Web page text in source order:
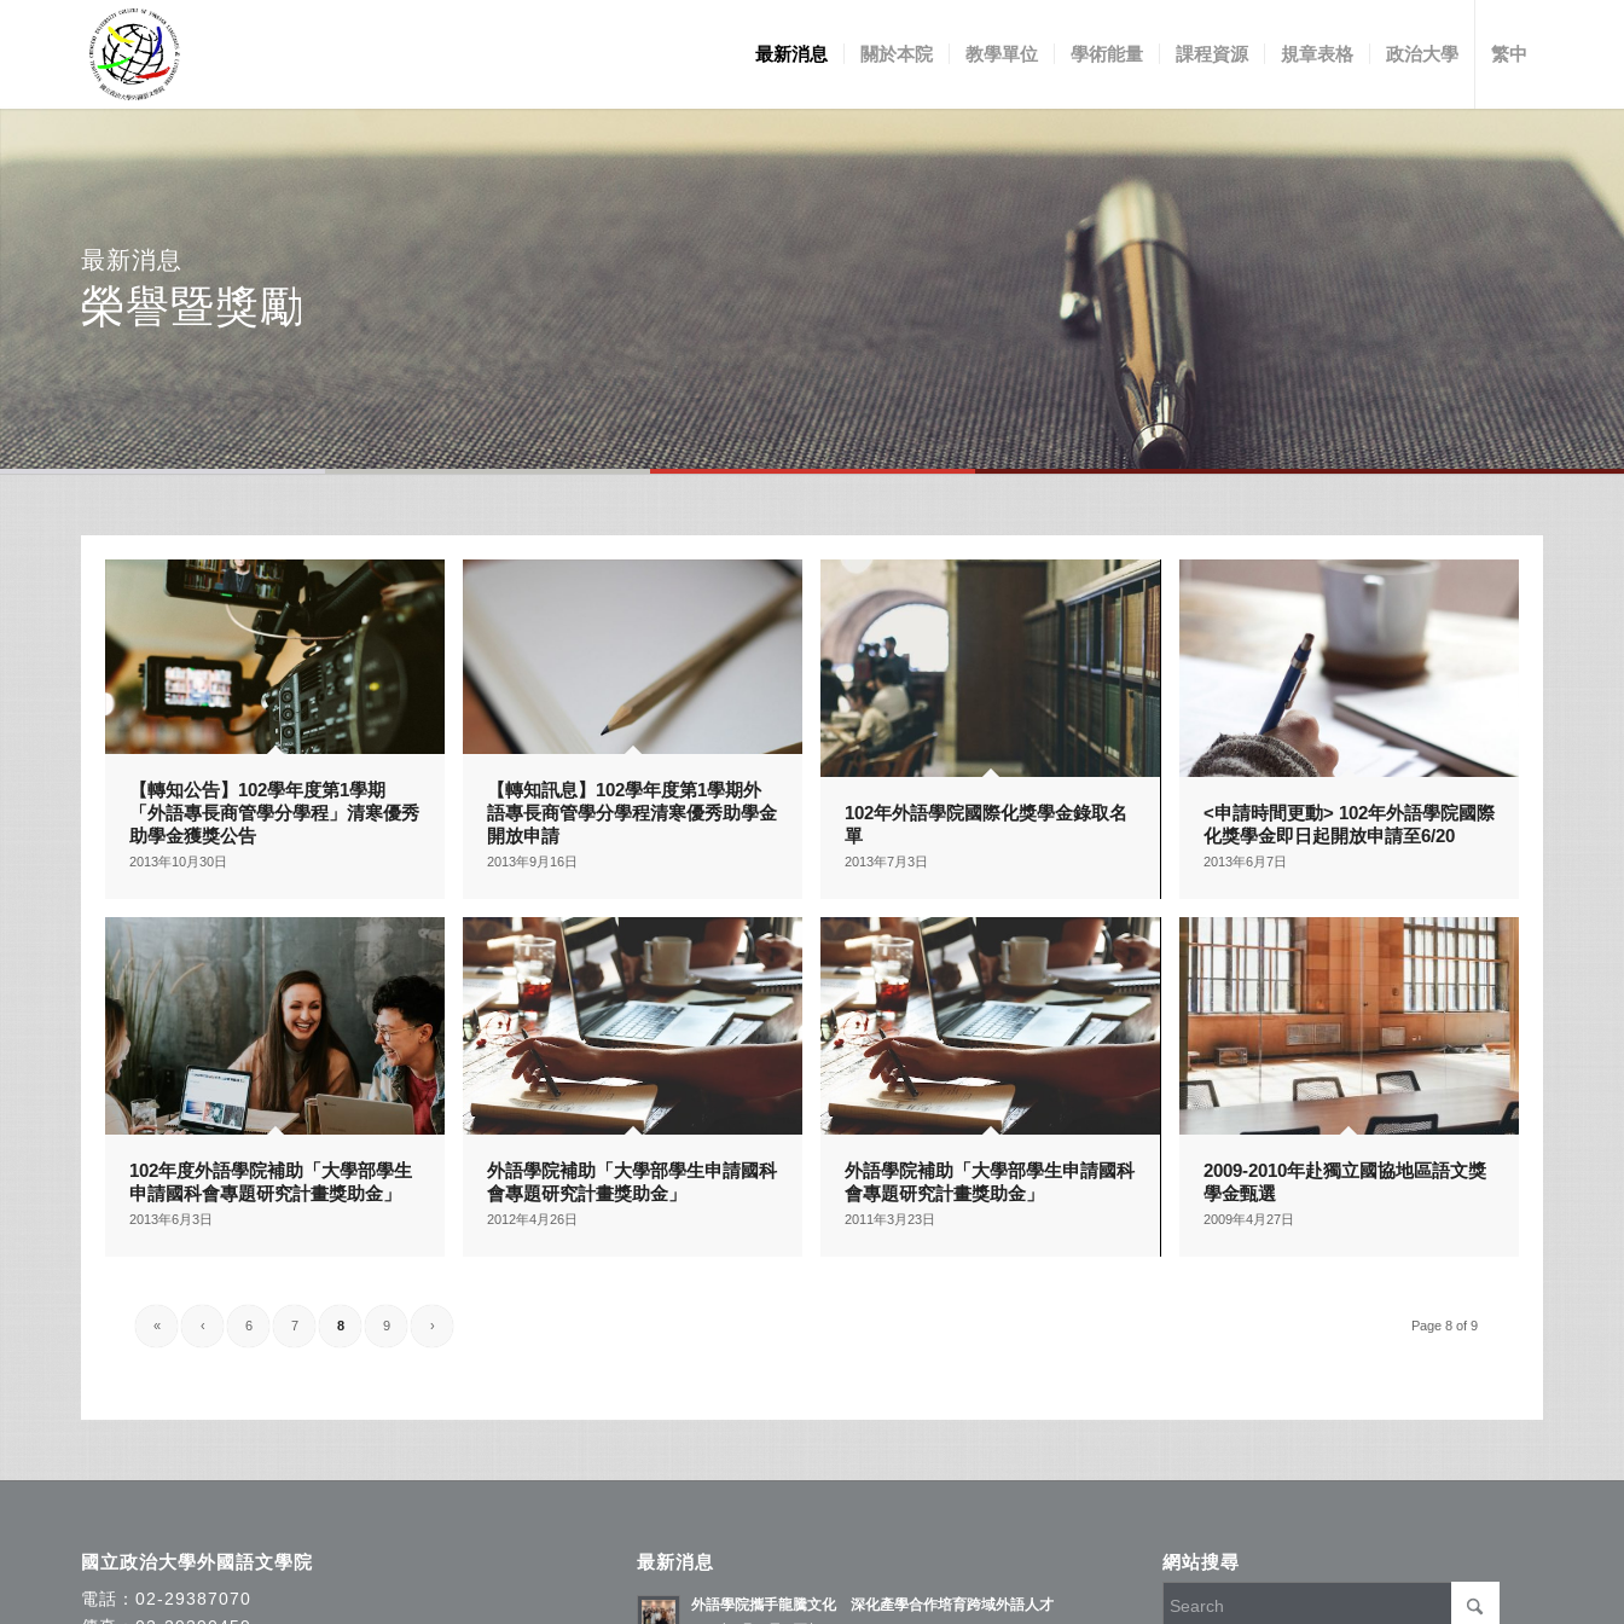
最新消息 關於本院 教學單位 學術能量 課程資源 規章表格 政治大學 繁中
最新消息
榮譽暨獎勵
【轉知公告】102學年度第1學期
「外語專長商管學分學程」清寒優秀
助學金獲獎公告
2013年10月30日
【轉知訊息】102學年度第1學期外
語專長商管學分學程清寒優秀助學金
開放申請
2013年9月16日
102年外語學院國際化獎學金錄取名
單
2013年7月3日
<申請時間更動> 102年外語學院國際
化獎學金即日起開放申請至6/20
2013年6月7日
102年度外語學院補助「大學部學生
申請國科會專題研究計畫獎助金」
2013年6月3日
外語學院補助「大學部學生申請國科
會專題研究計畫獎助金」
2012年4月26日
外語學院補助「大學部學生申請國科
會專題研究計畫獎助金」
2011年3月23日
2009-2010年赴獨立國協地區語文獎
學金甄選
2009年4月27日
Page 8 of 9
« ‹ 6 7 8 9 ›
國立政治大學外國語文學院
電話： 02-29387070
最新消息
外語學院攜手龍騰文化 深化產學合作培育跨域外語人才
網站搜尋